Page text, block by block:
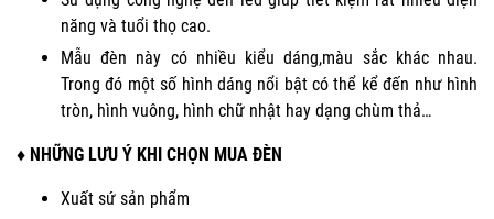
năng và tuổi thọ cao.
Mẫu đèn này có nhiều kiểu dáng,màu sắc khác nhau.
Trong đó một số hình dáng nổi bật có thể kể đến như hình
tròn, hình vuông, hình chữ nhật hay dạng chùm thả…
♦ NHỮNG LƯU Ý KHI CHỌN MUA ĐÈN
Xuất sứ sản phẩm